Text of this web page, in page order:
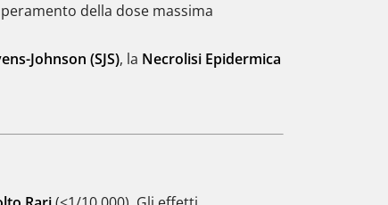
della dose massima
Johnson (SJS), la Necrolisi Epidermica